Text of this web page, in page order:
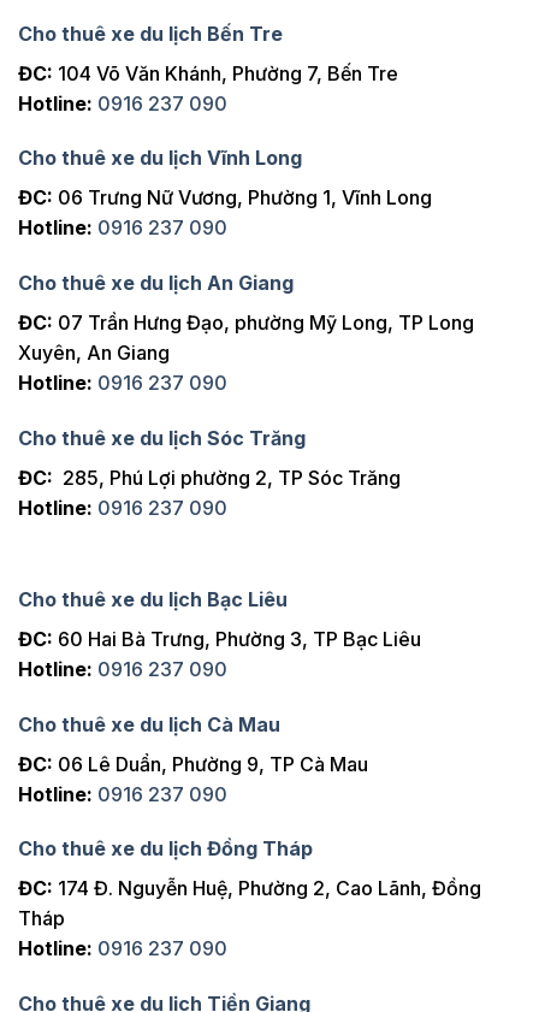
Cho thuê xe du lịch Bến Tre
ĐC: 104 Võ Văn Khánh, Phường 7, Bến Tre
Hotline: 0916 237 090
Cho thuê xe du lịch Vĩnh Long
ĐC: 06 Trưng Nữ Vương, Phường 1, Vĩnh Long
Hotline: 0916 237 090
Cho thuê xe du lịch An Giang
ĐC: 07 Trần Hưng Đạo, phường Mỹ Long, TP Long
Xuyên, An Giang
Hotline: 0916 237 090
Cho thuê xe du lịch Sóc Trăng
ĐC: 285, Phú Lợi phường 2, TP Sóc Trăng
Hotline: 0916 237 090
Cho thuê xe du lịch Bạc Liêu
ĐC: 60 Hai Bà Trưng, Phường 3, TP Bạc Liêu
Hotline: 0916 237 090
Cho thuê xe du lịch Cà Mau
ĐC: 06 Lê Duẩn, Phường 9, TP Cà Mau
Hotline: 0916 237 090
Cho thuê xe du lịch Đồng Tháp
ĐC: 174 Đ. Nguyễn Huệ, Phường 2, Cao Lãnh, Đồng
Tháp
Hotline: 0916 237 090
Cho thuê xe du lịch Tiền Giang